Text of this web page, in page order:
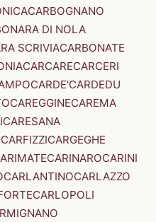
CARBOGNANO
DI NOLA
SCRIVIACARBONATE
CARCARECARCERI
CARDE'CARDEDU
CAREGGINECAREMA
CARESANA
CARFIZZICARGEGHE
CARINAROCARINI
CARLANTINOCARLAZZO
CARLOPOLI